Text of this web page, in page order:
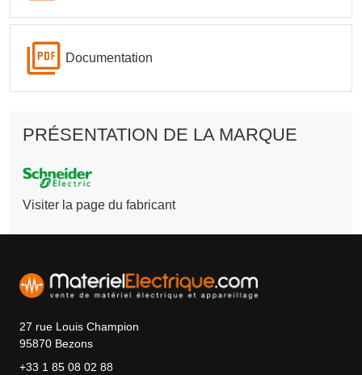
Documentation
PRÉSENTATION DE LA MARQUE
Visiter la page du fabricant
27 rue Louis Champion
95870 Bezons
+33 1 85 08 02 88